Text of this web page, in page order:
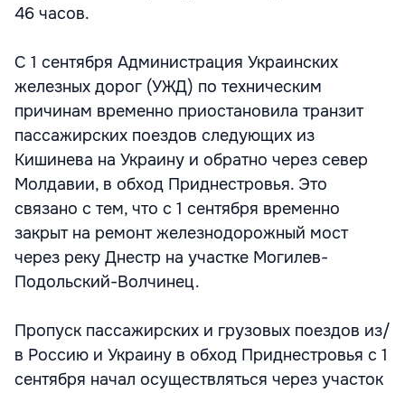
46 часов.
С 1 сентября Администрация Украинских
железных дорог (УЖД) по техническим
причинам временно приостановила транзит
пассажирских поездов следующих из
Кишинева на Украину и обратно через север
Молдавии, в обход Приднестровья. Это
связано с тем, что с 1 сентября временно
закрыт на ремонт железнодорожный мост
через реку Днестр на участке Могилев-
Подольский-Волчинец.
Пропуск пассажирских и грузовых поездов из/
в Россию и Украину в обход Приднестровья с 1
сентября начал осуществляться через участок